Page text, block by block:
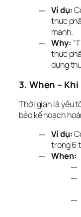
Ví dụ:
thực
mạnh.
Why:
thực
dựng
3. When – Khi
Thời gian là yếu
bảo kế hoạch
Ví dụ:
trong 6
When: